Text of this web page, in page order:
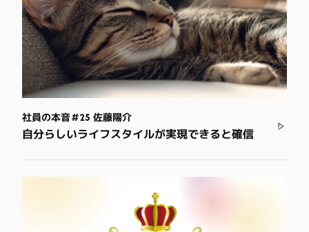
社員の本音＃25 佐藤陽介
自分らしいライフスタイルが実現できると確信